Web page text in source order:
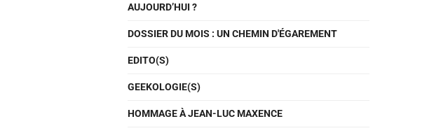
AUJOURD’HUI ?
DOSSIER DU MOIS : UN CHEMIN D'ÉGAREMENT
EDITO(S)
GEEKOLOGIE(S)
HOMMAGE À JEAN-LUC MAXENCE